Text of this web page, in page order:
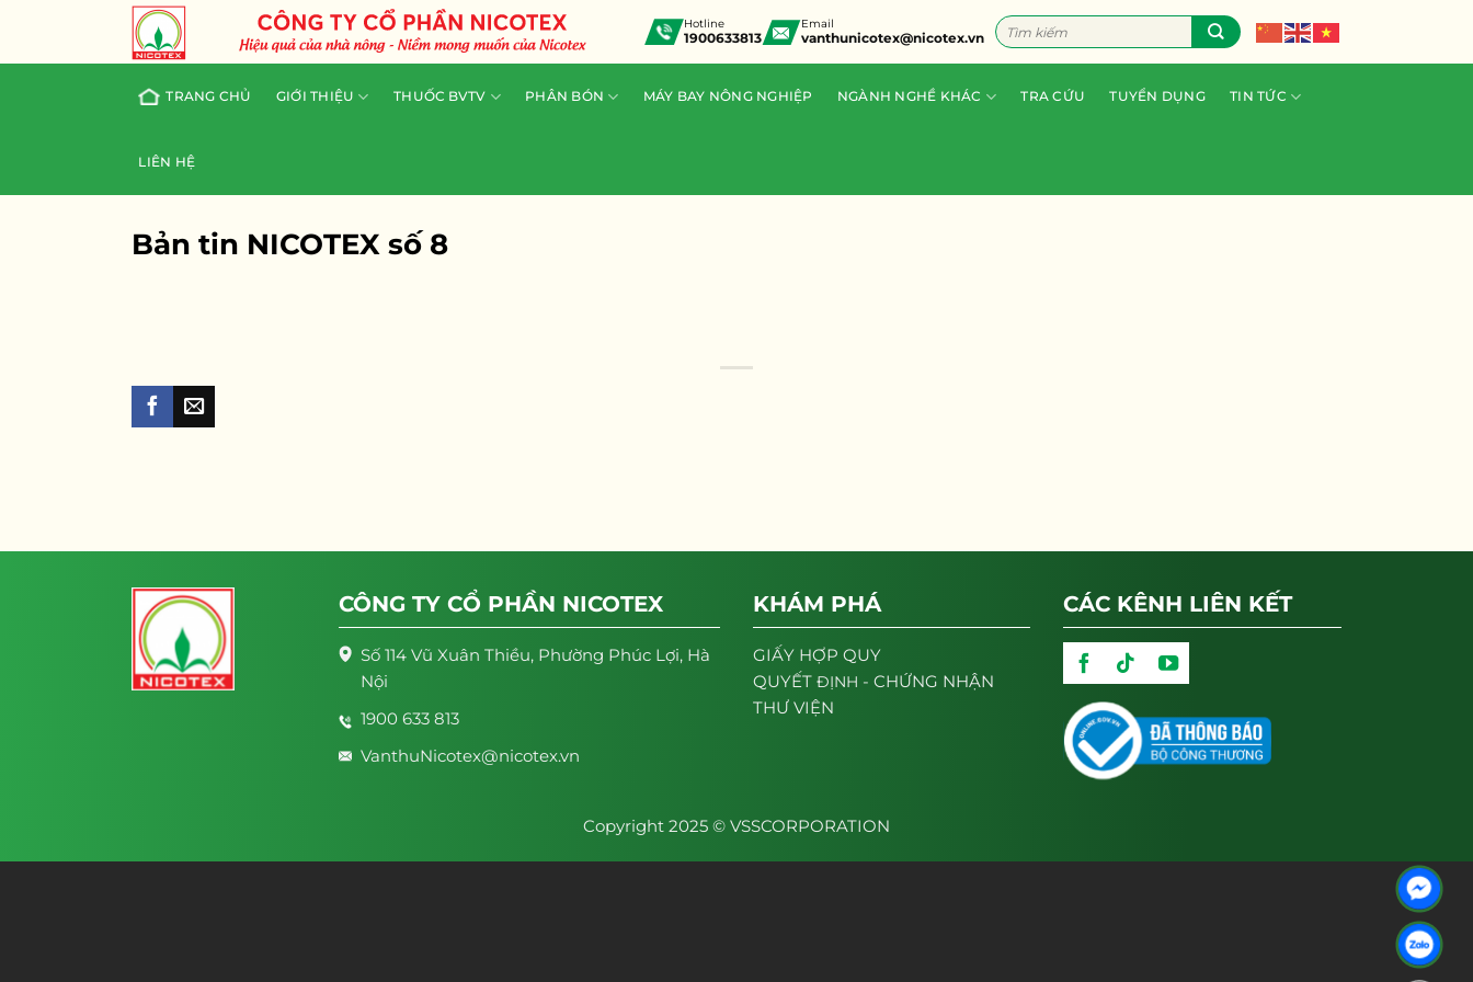
content
Hotline
1900633813
Email
vanthunicotex@nicotex.vn
Tìm
kiếm:
TRANG CHỦ GIỚI THIỆU THUỐC BVTV PHÂN BÓN MÁY BAY NÔNG NGHIỆP NGÀNH NGHỀ KHÁC TRA CỨU TUYỂN DỤNG TIN TỨC
LIÊN HỆ
Bản tin NICOTEX số 8
CÔNG TY CỔ PHẦN NICOTEX
Số 114 Vũ Xuân Thiều, Phường Phúc Lợi, Hà
Nội
1900 633 813
VanthuNicotex@nicotex.vn
KHÁM PHÁ
GIẤY HỢP QUY
QUYẾT ĐỊNH - CHỨNG NHẬN
THƯ VIỆN
CÁC KÊNH LIÊN KẾT
Copyright 2025 © VSSCORPORATION